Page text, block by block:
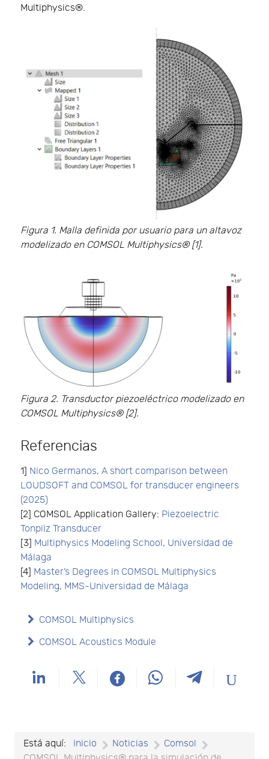
Multiphysics®.
Figura 1. Malla definida por usuario para un altavoz
modelizado en COMSOL Multiphysics® [1].
Figura 2. Transductor piezoeléctrico modelizado en
COMSOL Multiphysics® [2].
Referencias
1] Nico Germanos, A short comparison between
LOUDSOFT and COMSOL for transducer engineers
(2025)
[2] COMSOL Application Gallery: Piezoelectric
Tonpilz Transducer
[3] Multiphysics Modeling School, Universidad de
Málaga
[4] Master’s Degrees in COMSOL Multiphysics
Modeling, MMS-Universidad de Málaga
COMSOL Multiphysics
COMSOL Acoustics Module
Está aquí: Inicio Noticias
Comsol